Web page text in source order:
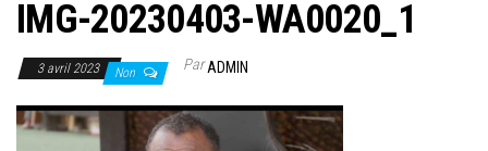
IMG-20230403-WA0020_1
3 avril 2023 Non ParADMIN